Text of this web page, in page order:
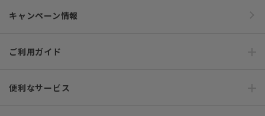
キャンペーン情報
ご利用ガイド
便利なサービス